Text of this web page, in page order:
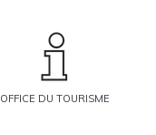
OFFICE DU TOURISME